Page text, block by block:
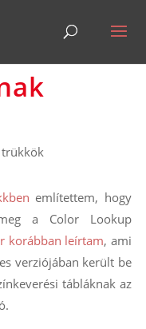
említettem, hogy
a Color Lookup
korábban leírtam, ami
verziójában került be
tábláknak az